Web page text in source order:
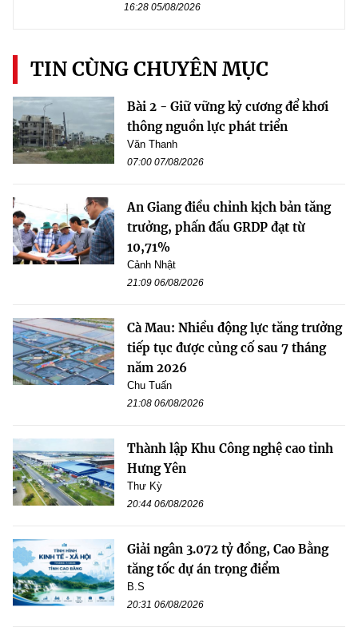
16:28 05/08/2026
TIN CÙNG CHUYÊN MỤC
Bài 2 - Giữ vững kỷ cương để khơi
thông nguồn lực phát triển
Văn Thanh
07:00 07/08/2026
An Giang điều chỉnh kịch bản tăng
trưởng, phấn đấu GRDP đạt từ
10,71%
Cảnh Nhật
21:09 06/08/2026
Cà Mau: Nhiều động lực tăng trưởng
tiếp tục được củng cố sau 7 tháng
năm 2026
Chu Tuấn
21:08 06/08/2026
Thành lập Khu Công nghệ cao tỉnh
Hưng Yên
Thư Kỳ
20:44 06/08/2026
Giải ngân 3.072 tỷ đồng, Cao Bằng
tăng tốc dự án trọng điểm
B.S
20:31 06/08/2026